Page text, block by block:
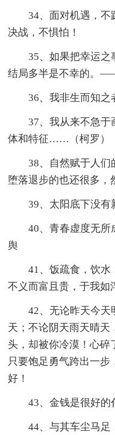
34、面对机遇，
决战，不惧怕！
35、如果把幸运之
结局多半是不幸的。
36、我非生而知之
37、我从来不急于
体和特征……（柯罗）
38、自然赋于人
堕落退步的也还很多，
39、太阳底下没有
40、青春虚度无
舆
41、饭疏食，饮水
不义而富且贵，于我如
42、无论昨天今天
天；不论阴天雨天晴天
头，却被你冷漠！心碎
只要饱足勇气跨出一
好！
43、金钱是很好的
44、与其车尘马